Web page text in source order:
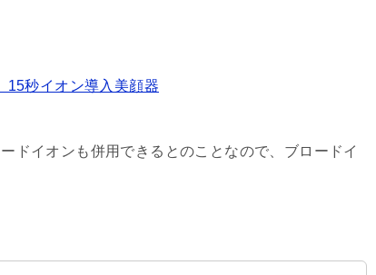
秒イオン導入美顔器
ドイオンも併用できるとのことなので、ブロードイ